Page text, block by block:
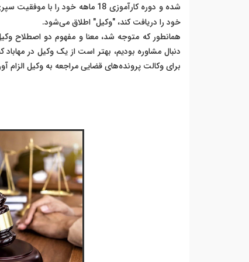
شده و دوره کارآموزی 18 ماهه
خود را دریافت کند، "وکیل" اطلاق می‌شود.
همانطور که متوجه شد، معنا و مفهوم دو اصطلاح
دنبال مشاوره بودیم، بهتر است از یک وکیل در
برای وکالت پرونده‌های قضایی مراجعه به وکیل